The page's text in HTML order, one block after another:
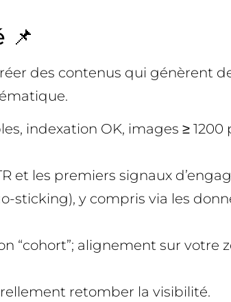
📌
des contenus qui génèrent de
indexation OK, images ≥ 1200
et les premiers signaux
sticking), y compris via les
“cohort”; alignement sur votre
retomber la visibilité.